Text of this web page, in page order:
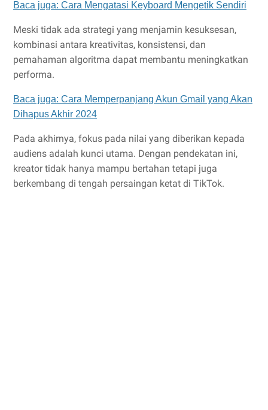
Baca juga: Cara Mengatasi Keyboard Mengetik Sendiri
Meski tidak ada strategi yang menjamin kesuksesan,
kombinasi antara kreativitas, konsistensi, dan
pemahaman algoritma dapat membantu meningkatkan
performa.
Baca juga: Cara Memperpanjang Akun Gmail yang Akan
Dihapus Akhir 2024
Pada akhirnya, fokus pada nilai yang diberikan kepada
audiens adalah kunci utama. Dengan pendekatan ini,
kreator tidak hanya mampu bertahan tetapi juga
berkembang di tengah persaingan ketat di TikTok.